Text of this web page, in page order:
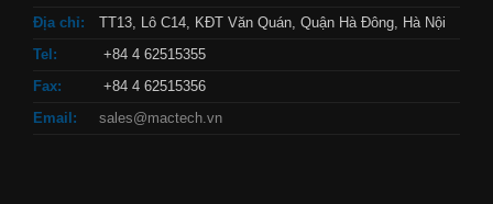
Địa chỉ:
TT13, Lô C14, KĐT Văn Quán, Quận Hà Đông, Hà Nội
Tel:
+84 4 62515355
Fax:
+84 4 62515356
Email:
sales@mactech.vn